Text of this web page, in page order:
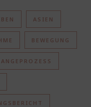
ASIEN
BEWEGUNG